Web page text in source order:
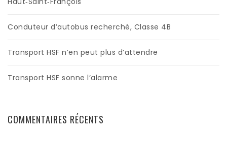
Conduteur d’autobus recherché, Classe 4B
Transport HSF n’en peut plus d’attendre
Transport HSF sonne l’alarme
COMMENTAIRES RÉCENTS